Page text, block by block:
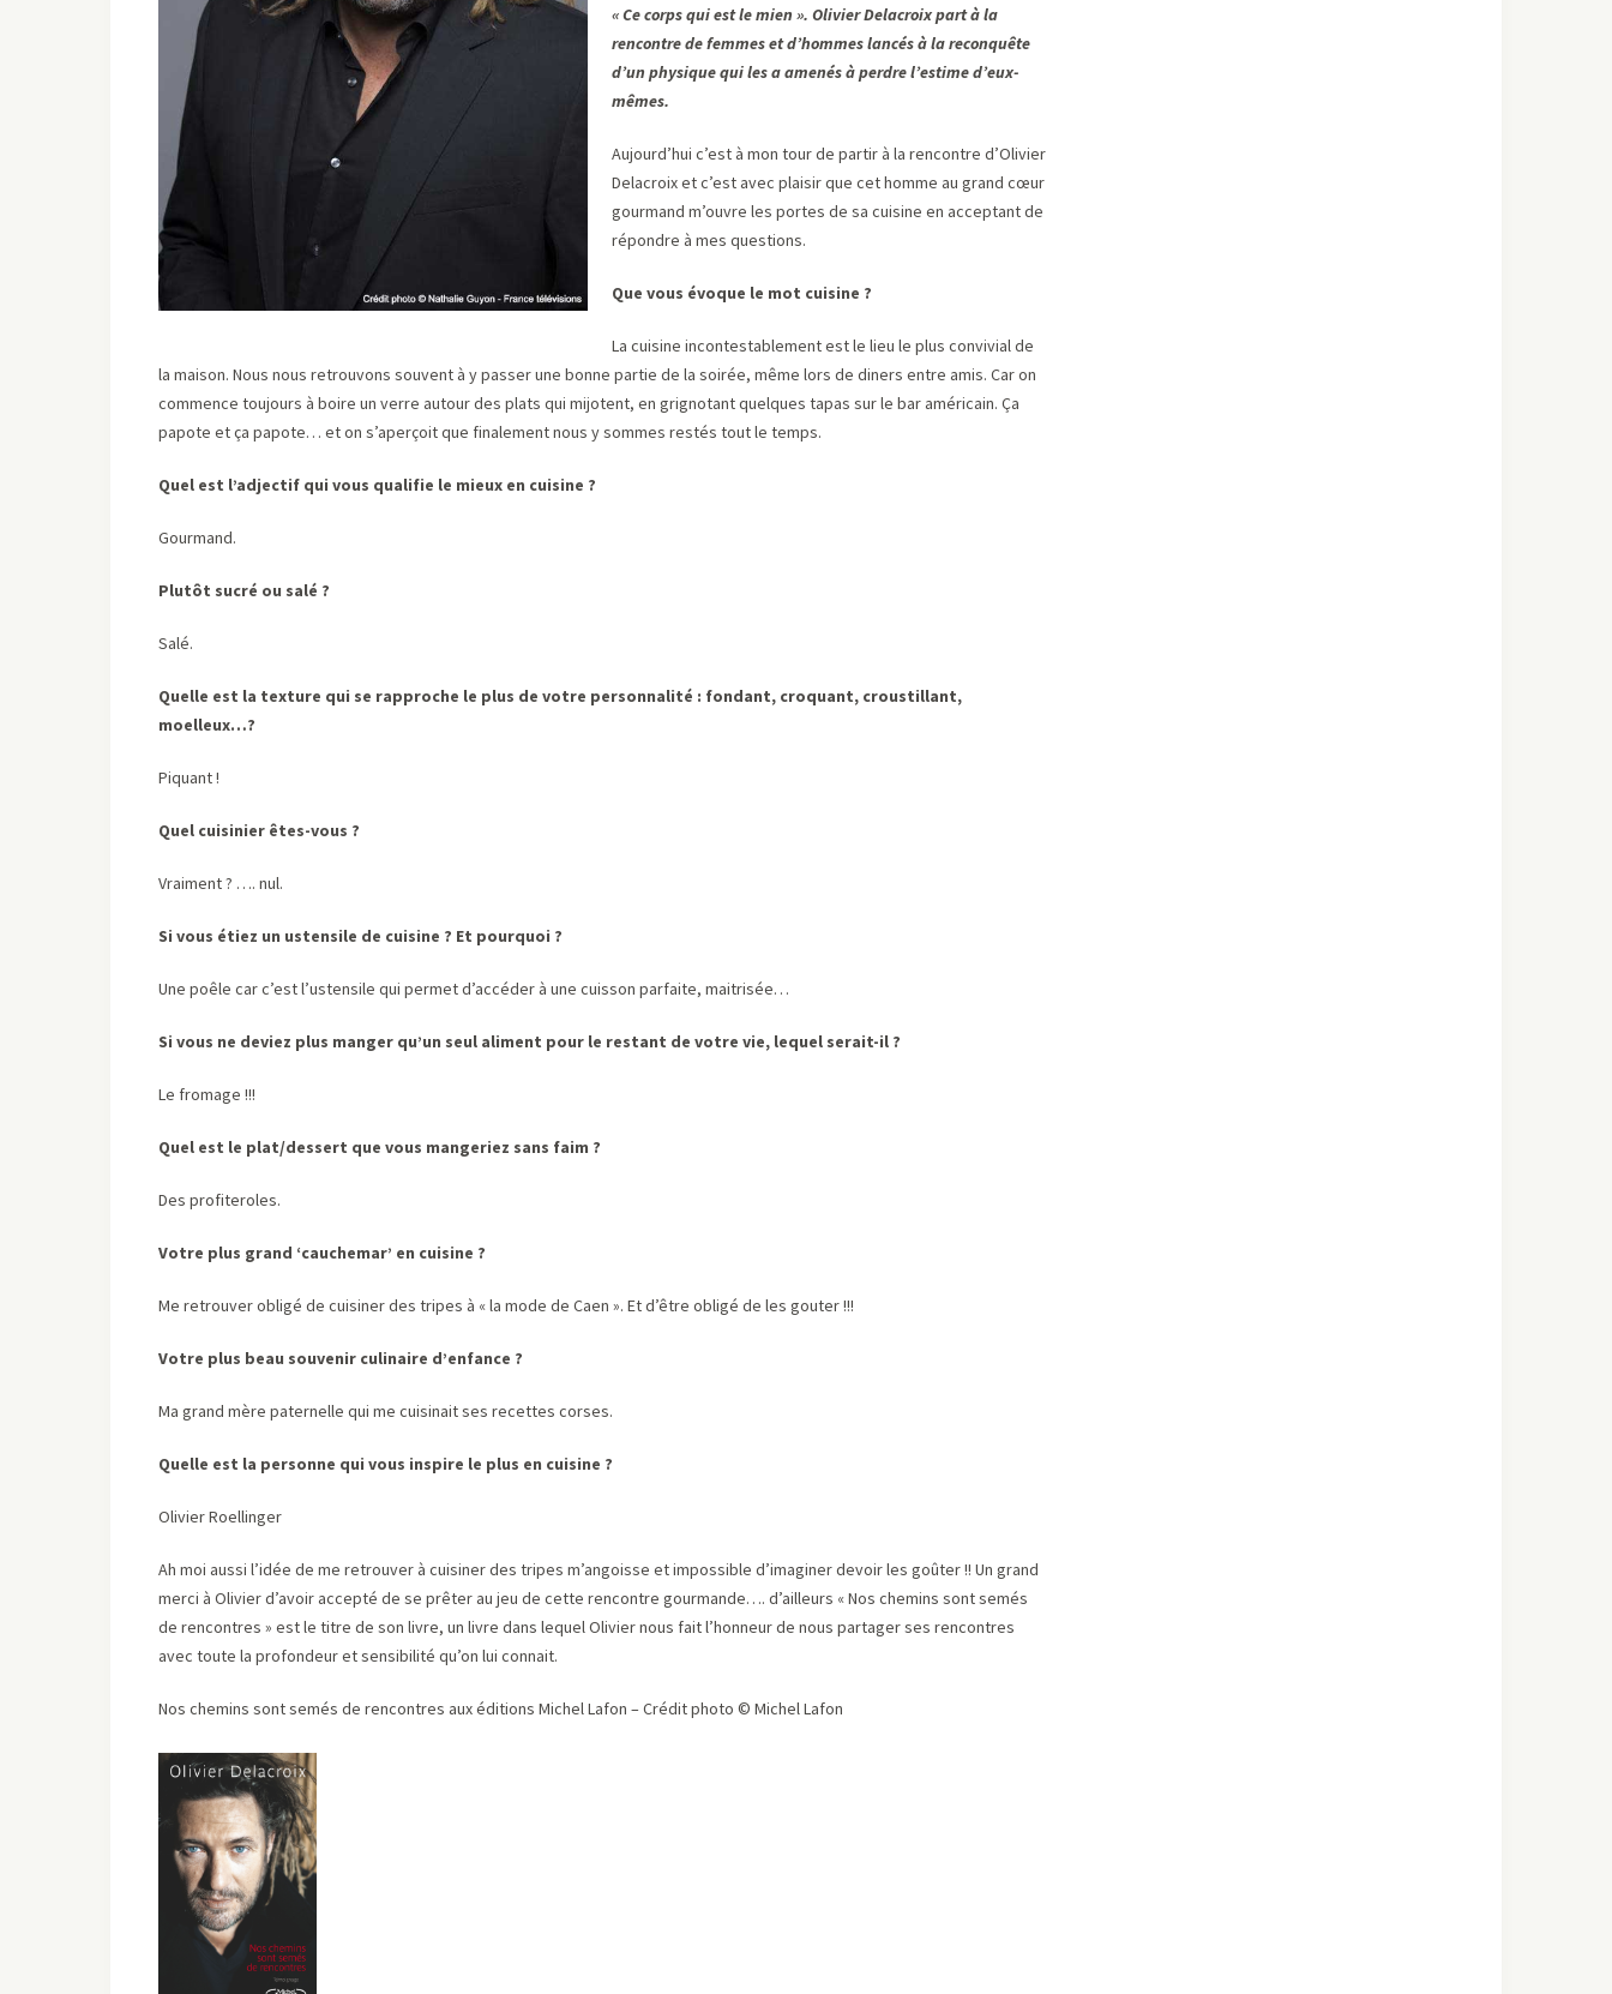
« Ce corps qui est le mien ». Olivier Delacroix part à la
rencontre de femmes et d’hommes lancés à la reconquête
d’un physique qui les a amenés à perdre l’estime d’eux-
mêmes.
Aujourd’hui c’est à mon tour de partir à la rencontre d’Olivier
Delacroix et c’est avec plaisir que cet homme au grand cœur
gourmand m’ouvre les portes de sa cuisine en acceptant de
répondre à mes questions.
Que vous évoque le mot cuisine ?
La cuisine incontestablement est le lieu le plus convivial de
la maison. Nous nous retrouvons souvent à y passer une bonne partie de la soirée, même lors de diners entre amis. Car on
commence toujours à boire un verre autour des plats qui mijotent, en grignotant quelques tapas sur le bar américain. Ça
papote et ça papote… et on s’aperçoit que finalement nous y sommes restés tout le temps.
Quel est l’adjectif qui vous qualifie le mieux en cuisine ?
Gourmand.
Plutôt sucré ou salé ?
Salé.
Quelle est la texture qui se rapproche le plus de votre personnalité : fondant, croquant, croustillant,
moelleux…?
Piquant !
Quel cuisinier êtes-vous ?
Vraiment ? …. nul.
Si vous étiez un ustensile de cuisine ? Et pourquoi ?
Une poêle car c’est l’ustensile qui permet d’accéder à une cuisson parfaite, maitrisée…
Si vous ne deviez plus manger qu’un seul aliment pour le restant de votre vie, lequel serait-il ?
Le fromage !!!
Quel est le plat/dessert que vous mangeriez sans faim ?
Des profiteroles.
Votre plus grand ‘cauchemar’ en cuisine ?
Me retrouver obligé de cuisiner des tripes à « la mode de Caen ». Et d’être obligé de les gouter !!!
Votre plus beau souvenir culinaire d’enfance ?
Ma grand mère paternelle qui me cuisinait ses recettes corses.
Quelle est la personne qui vous inspire le plus en cuisine ?
Olivier Roellinger
Ah moi aussi l’idée de me retrouver à cuisiner des tripes m’angoisse et impossible d’imaginer devoir les goûter !! Un grand
merci à Olivier d’avoir accepté de se prêter au jeu de cette rencontre gourmande…. d’ailleurs « Nos chemins sont semés
de rencontres » est le titre de son livre, un livre dans lequel Olivier nous fait l’honneur de nous partager ses rencontres
avec toute la profondeur et sensibilité qu’on lui connait.
Nos chemins sont semés de rencontres aux éditions Michel Lafon – Crédit photo © Michel Lafon